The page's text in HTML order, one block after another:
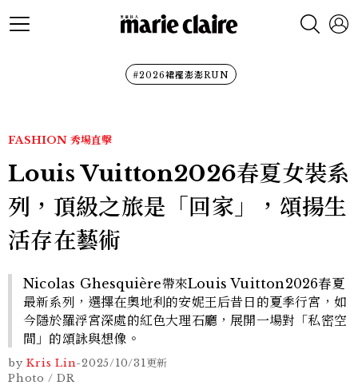
#2026裙襬澎澎RUN
FASHION 秀場直擊
Louis Vuitton2026春夏女裝系
列，頂級之旅是「回家」，頌揚生
活存在藝術
Nicolas Ghesquière帶來Louis Vuitton2026春夏
最新系列，選擇在奧地利的安妮王后昔日的夏季行宮，如
今隱於羅浮宮深處的紅色大理石廳，展開一場對「私密空
間」的頌詠與想像。
by Kris Lin-2025/10/31更新
Photo / DR